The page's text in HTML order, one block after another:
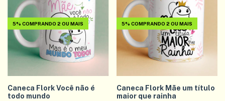
5% COMPRANDO 2 OU MAIS
Caneca Flork Você não é
todo mundo
5% COMPRANDO 2 OU MAIS
Caneca Flork Mãe um título
maior que rainha